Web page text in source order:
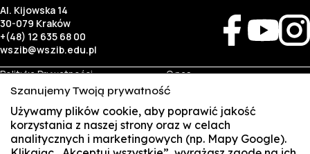
Al. Kijowska 14
30-079 Kraków
+(48) 12 635 68 00
wszib@wszib.edu.pl
Polityka Prywatności
RODO
Identyfikacja wizualna
O nas
Rekrutacja
Studia
Kontakt
Biznes Student
Szanujemy Twoją prywatność
Używamy plików cookie, aby poprawić jakość
korzystania z naszej strony oraz w celach
analitycznych i marketingowych (np. Mapy Google).